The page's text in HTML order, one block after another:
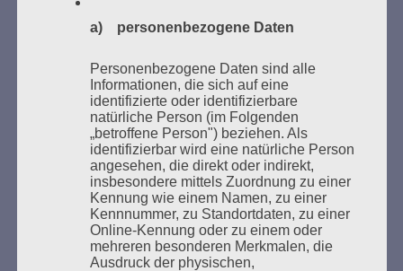
Kaifu-Ufer – genau an dem Ort, wo im Mai 1933 NS-
Studentenorganisationen und Burschenschaftler
Bücher verbrannten.
Weitere Informationen:lesezeichen-setzen.de
GEDENKEN UND ERINNERN BEGINNT IN
UNSERER NACHBARSCHAFT
a) personenbezogene Daten
Personenbezogene Daten sind alle
Informationen, die sich auf eine
identifizierte oder identifizierbare
natürliche Person (im Folgenden
„betroffene Person") beziehen. Als
identifizierbar wird eine natürliche Person
angesehen, die direkt oder indirekt,
insbesondere mittels Zuordnung zu einer
Kennung wie einem Namen, zu einer
Kennnummer, zu Standortdaten, zu einer
Online-Kennung oder zu einem oder
mehreren besonderen Merkmalen, die
Ausdruck der physischen,